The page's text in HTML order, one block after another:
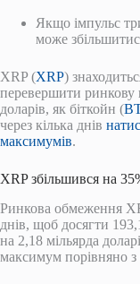
Якщо імпульс
може
XRP (XRP)
перевершити ринкову
доларів, як біткойн (
через кілька днів
максимумів.
XRP збільшився на
Ринкова обмеження
днів, щоб досягти
на 2,18 мільярда
максимум порівняно з